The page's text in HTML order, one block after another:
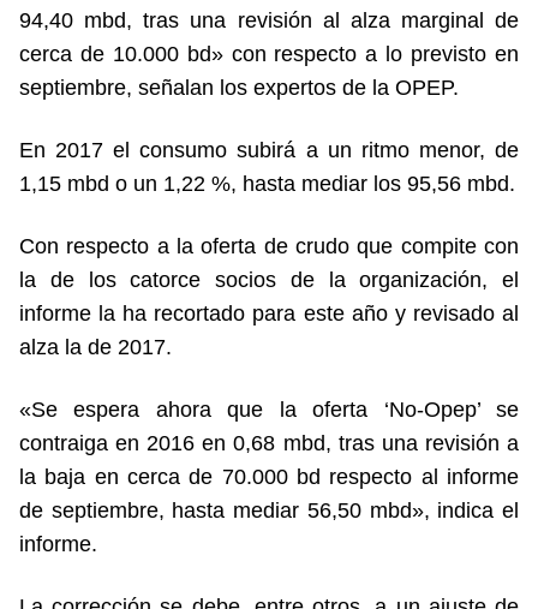
94,40 mbd, tras una revisión al alza marginal de
cerca de 10.000 bd» con respecto a lo previsto en
septiembre, señalan los expertos de la OPEP.
En 2017 el consumo subirá a un ritmo menor, de
1,15 mbd o un 1,22 %, hasta mediar los 95,56 mbd.
Con respecto a la oferta de crudo que compite con
la de los catorce socios de la organización, el
informe la ha recortado para este año y revisado al
alza la de 2017.
«Se espera ahora que la oferta ‘No-Opep’ se
contraiga en 2016 en 0,68 mbd, tras una revisión a
la baja en cerca de 70.000 bd respecto al informe
de septiembre, hasta mediar 56,50 mbd», indica el
informe.